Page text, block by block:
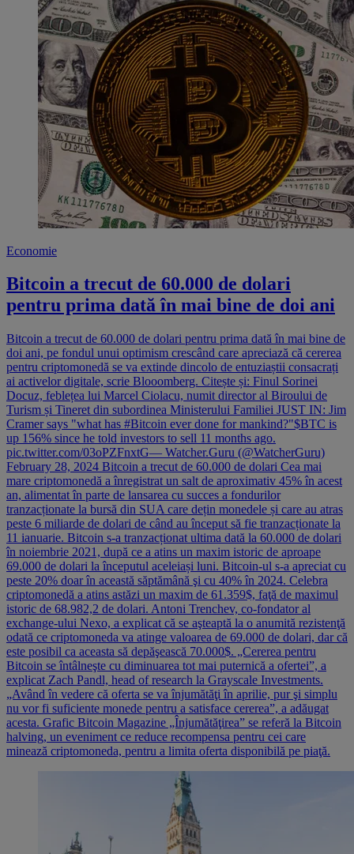
Economie
Bitcoin a trecut de 60.000 de dolari
pentru prima dată în mai bine de doi ani
Bitcoin a trecut de 60.000 de dolari pentru prima dată în mai bine de
doi ani, pe fondul unui optimism crescând care apreciază că cererea
pentru criptomonedă se va extinde dincolo de entuziaștii consacrați
ai activelor digitale, scrie Blooomberg. Citește și: Finul Sorinei
Docuz, feblețea lui Marcel Ciolacu, numit director al Biroului de
Turism și Tineret din subordinea Ministerului Familiei JUST IN: Jim
Cramer says "what has #Bitcoin ever done for mankind?"$BTC is
up 156% since he told investors to sell 11 months ago.
pic.twitter.com/03oPZFnxtG— Watcher.Guru (@WatcherGuru)
February 28, 2024 Bitcoin a trecut de 60.000 de dolari Cea mai
mare criptomonedă a înregistrat un salt de aproximativ 45% în acest
an, alimentat în parte de lansarea cu succes a fondurilor
tranzacționate la bursă din SUA care dețin monedele și care au atras
peste 6 miliarde de dolari de când au început să fie tranzacționate la
11 ianuarie. Bitcoin s-a tranzacționat ultima dată la 60.000 de dolari
în noiembrie 2021, după ce a atins un maxim istoric de aproape
69.000 de dolari la începutul aceleiași luni. Bitcoin-ul s-a apreciat cu
peste 20% doar în această săptămână şi cu 40% în 2024. Celebra
criptomonedă a atins astăzi un maxim de 61.359$, faţă de maximul
istoric de 68.982,2 de dolari. Antoni Trenchev, co-fondator al
exchange-ului Nexo, a explicat că se aşteaptă la o anumită rezistenţă
odată ce criptomoneda va atinge valoarea de 69.000 de dolari, dar că
este posibil ca aceasta să depăşească 70.000$. „Cererea pentru
Bitcoin se întâlneşte cu diminuarea tot mai puternică a ofertei”, a
explicat Zach Pandl, head of research la Grayscale Investments.
„Având în vedere că oferta se va înjumătăţi în aprilie, pur şi simplu
nu vor fi suficiente monede pentru a satisface cererea”, a adăugat
acesta. Grafic Bitcoin Magazine „Înjumătăţirea” se referă la Bitcoin
halving, un eveniment ce reduce recompensa pentru cei care
minează criptomoneda, pentru a limita oferta disponibilă pe piaţă.